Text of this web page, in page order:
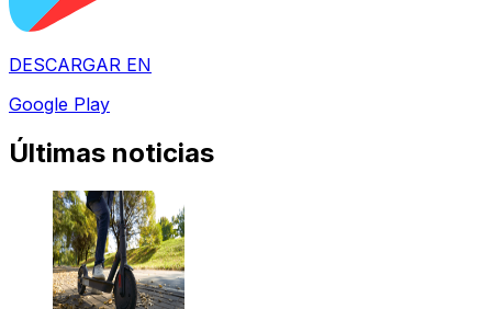
DESCARGAR EN
Google Play
Últimas noticias